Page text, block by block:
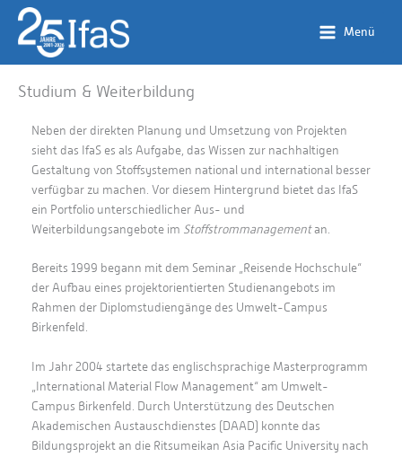
Zum
Inhalt
springen
Menü
Studium & Weiterbildung
Neben der direkten Planung und Umsetzung von Projekten
sieht das IfaS es als Aufgabe, das Wissen zur nachhaltigen
Gestaltung von Stoffsystemen national und international besser
verfügbar zu machen. Vor diesem Hintergrund bietet das IfaS
ein Portfolio unterschiedlicher Aus- und
Weiterbildungsangebote im Stoffstrommanagementan.
Bereits 1999 begann mit dem Seminar „Reisende Hochschule“
der Aufbau eines projektorientierten Studienangebots im
Rahmen der Diplomstudiengänge des Umwelt-Campus
Birkenfeld.
Im Jahr 2004 startete das englischsprachige Masterprogramm
„International Material Flow Management“ am Umwelt-
Campus Birkenfeld. Durch Unterstützung des Deutschen
Akademischen Austauschdienstes (DAAD) konnte das
Bildungsprojekt an die Ritsumeikan Asia Pacific University nach